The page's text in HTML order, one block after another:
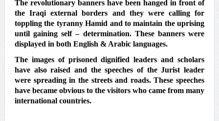
مقال: عاشوراء البحرين… ميدان جهاد بالكلمة
الفقيه القائد قاسم: لن تقتلوا الحسين.. إنّ الحسين سيقتل
طاغوتيّتكم
انطلاق المحادثات الإيرانيّة- الأمريكيّة في سويسرا
The revolutionary banners have been hanged in front of
the Iraqi external borders and they were calling for
toppling the tyranny Hamid and to maintain the uprising
until gaining self – determination. These banners were
displayed in both English & Arabic languages.
The images of prisoned dignified leaders and scholars
have also raised and the speeches of the Jurist leader
were spreading in the streets and roads. These speeches
have became obvious to the visitors who came from many
international countries.